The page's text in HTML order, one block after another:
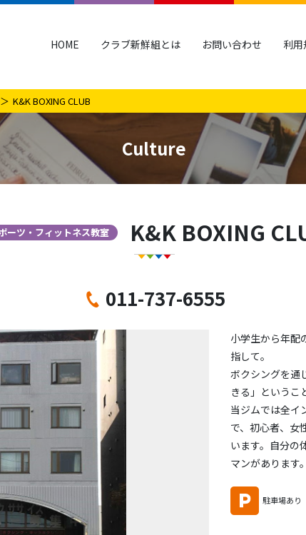
HOME クラブ新鮮組とは お問い合わせ 利
K&K BOXING CLUB
Culture
ーツ・フィットネス教室 K&K BOXING
011-737-6555
小学生から年配
指して。
ボクシングを通
きる」というこ
当ジムでは全イ
で、初心者、女
います。自分の
マンがあります
駐車場あり